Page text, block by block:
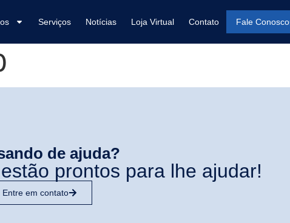
Serviços Notícias Loja Virtual Contato Fale Conosco
de ajuda?
prontos para lhe ajudar!
Entre em contato